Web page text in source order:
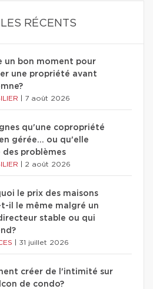
RÉCENTS
un bon moment pour
une propriété avant
7 août 2026
qu'une copropriété
gérée… ou qu'elle
des problèmes
2 août 2026
le prix des maisons
il le même malgré un
stable ou qui
31 juillet 2026
créer de l'intimité sur
de condo?